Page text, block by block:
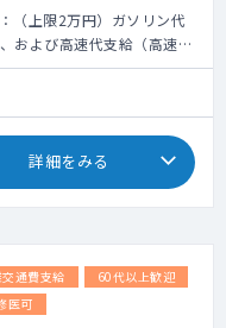
（上限2万円）ガソリン代
および高速代支給（高速代
ETCの場合は利用明細の提
レンタカー代支給不可
詳細をみる
通費支給
60代以上歓迎
医可